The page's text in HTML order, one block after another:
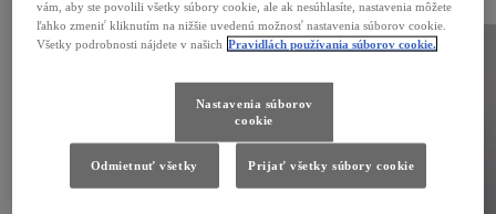
Viac informácií
vám, aby ste povolili všetky súbory cookie, ale ak nesúhlasíte, nastavenia môžete
ľahko zmeniť kliknutím na nižšie uvedenú možnosť nastavenia súborov cookie.
Všetky podrobnosti nájdete v našich Pravidlách používania súborov cookie.
Nastavenia súborov
cookie
Odmietnuť všetky Prijať všetky súbory cookie